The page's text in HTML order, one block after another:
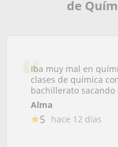
de
Iba muy mal en
clases de química
bachillerato sacando
Alma
5 hace 12 días